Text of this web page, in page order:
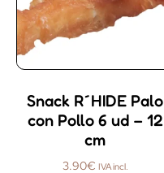
Snack R´HIDE Palo
con Pollo 6 ud – 12
cm
3.90€ IVA incl.